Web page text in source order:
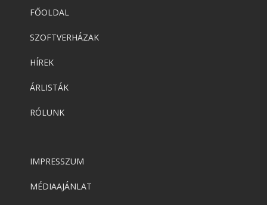
FŐOLDAL
SZOFTVERHÁZAK
HÍREK
ÁRLISTÁK
RÓLUNK
IMPRESSZUM
MÉDIAAJÁNLAT